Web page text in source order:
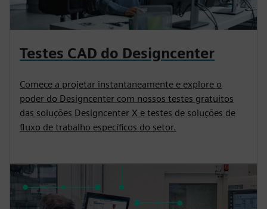
Testes CAD do Designcenter
Comece a projetar instantaneamente e explore o
poder do Designcenter com nossos testes gratuitos
das soluções Designcenter X e testes de soluções de
fluxo de trabalho específicos do setor.